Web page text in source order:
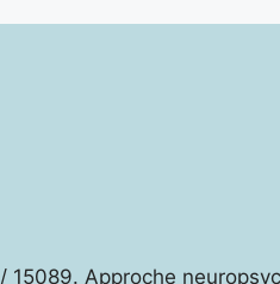
/ 15089. Approche